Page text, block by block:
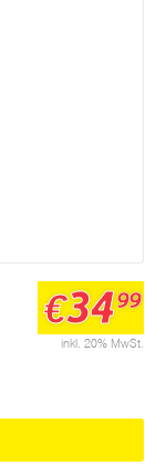
inkl. 20% MwSt.
€3499